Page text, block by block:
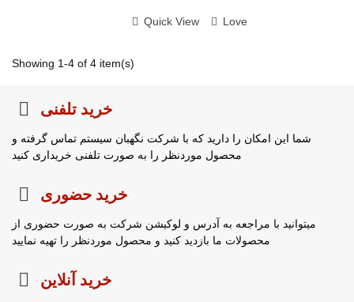
Quick View Love
Showing 1-4 of 4 item(s)
خرید تلفنی
شما این امکان را دارید که با شرکت نگهبان سیستم تماس گرفته و
محصول موردنظر را به صورت تلفنی خریداری کنید
خرید حضوری
میتوانید با مراجعه به آدرس و لوکیشن شرکت به صورت حضوری از
محصولات ما بازدید کنید و محصول موردنظر را تهیه نمایید
خرید آنلاین